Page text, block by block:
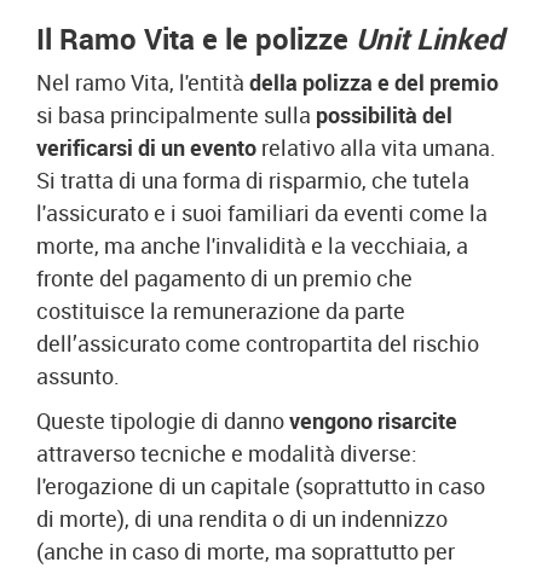
Il Ramo Vita e le polizze Unit Linked
Nel ramo Vita, l'entità della polizza e del premio
si basa principalmente sulla possibilità del
verificarsi di un evento relativo alla vita umana.
Si tratta di una forma di risparmio, che tutela
l'assicurato e i suoi familiari da eventi come la
morte, ma anche l'invalidità e la vecchiaia, a
fronte del pagamento di un premio che
costituisce la remunerazione da parte
dell’assicurato come contropartita del rischio
assunto.
Queste tipologie di dannovengono risarcite
attraverso tecniche e modalità diverse:
l'erogazione di un capitale (soprattutto in caso
di morte), di una rendita o di un indennizzo
(anche in caso di morte, ma soprattutto per